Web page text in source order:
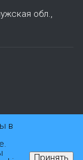
обл.,
в
Принять